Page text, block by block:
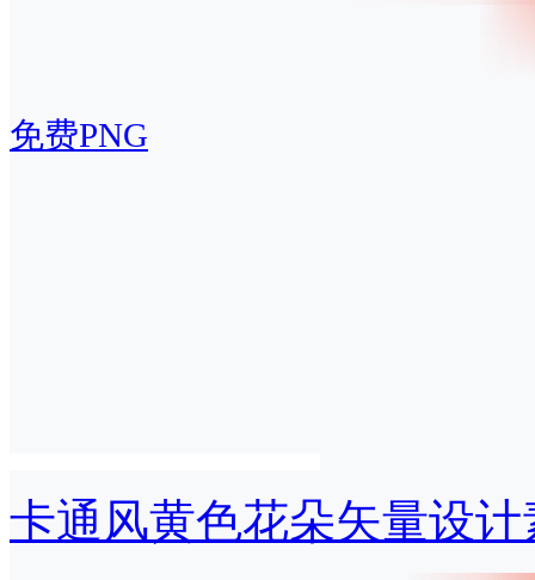
免费PNG
卡通风黄色花朵矢量设计